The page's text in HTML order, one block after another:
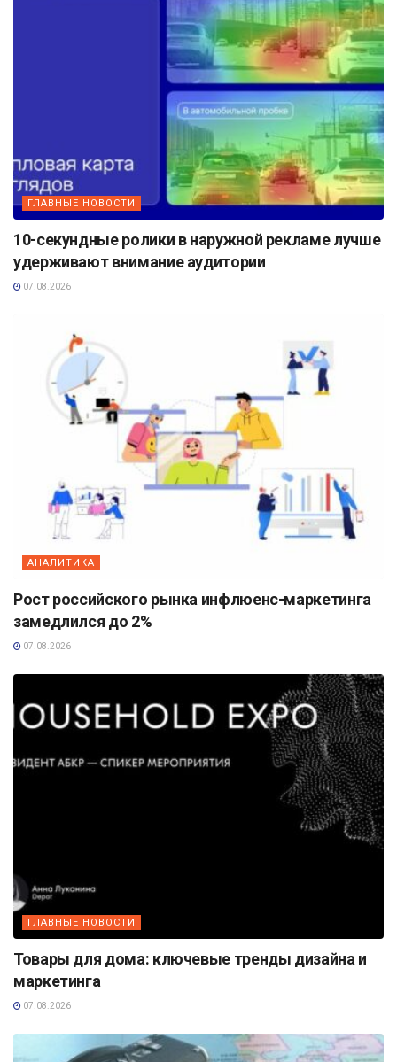
ГЛАВНЫЕ НОВОСТИ
10-секундные ролики в наружной рекламе лучше
удерживают внимание аудитории
07.08.2026
АНАЛИТИКА
Рост российского рынка инфлюенс-маркетинга
замедлился до 2%
07.08.2026
ГЛАВНЫЕ НОВОСТИ
Товары для дома: ключевые тренды дизайна и
маркетинга
07.08.2026